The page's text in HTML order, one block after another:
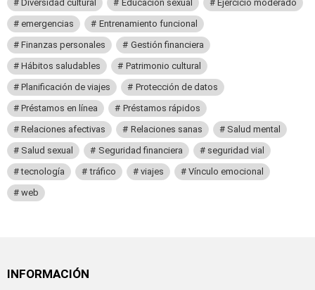
Diversidad cultural
Educación sexual
Ejercicio moderado
emergencias
Entrenamiento funcional
Finanzas personales
Gestión financiera
Hábitos saludables
Patrimonio cultural
Planificación de viajes
Protección de datos
Préstamos en línea
Préstamos rápidos
Relaciones afectivas
Relaciones sanas
Salud mental
Salud sexual
Seguridad financiera
seguridad vial
tecnología
tráfico viajes
Vínculo emocional
web
INFORMACIÓN